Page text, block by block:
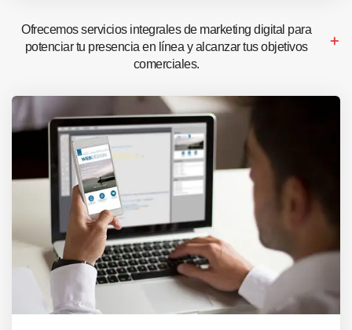
Ofrecemos servicios integrales de marketing digital para
potenciar tu presencia en línea y alcanzar tus objetivos
comerciales.